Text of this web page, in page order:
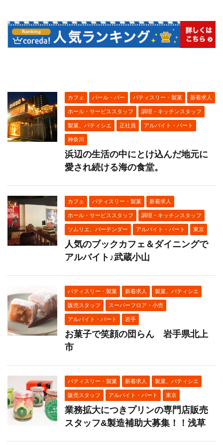
カフェ バール・バー パティスリー・製菓 新着求人
ホール・サービススタッフ 調理・キッチンスタッフ
製菓、パティシエ 正社員 アルバイト・パート
神奈川
浜辺の生活の中にとけ込んだ地元に
愛され続ける海の食堂。
カフェ パティスリー・製菓 新着求人
ホール・サービススタッフ 調理・キッチンスタッフ
ソムリエ、バーテンダー アルバイト・パート 東京
人気のブックカフェ＆ダイニングで
アルバイト♪武蔵小山
パティスリー・製菓 新着求人 製菓、パティシエ
販売スタッフ スーパーフロア・小売
アルバイト・パート 岩手
お菓子で笑顔の団らん 岩手県北上
市
パティスリー・製菓 新着求人 製菓、パティシエ
販売スタッフ アルバイト・パート 東京
業務拡大につきプリンの専門店販売
スタッフ&製造補助大募集！！浅草